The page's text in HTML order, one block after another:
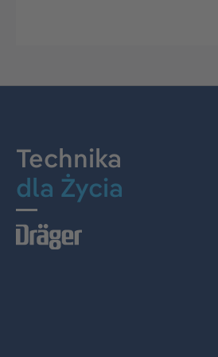
Technika
dla Życia